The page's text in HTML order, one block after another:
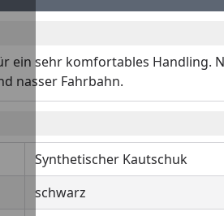
ein sehr komfortables
nasser Fahrbahn.
Synthetischer Kautschuk
schwarz